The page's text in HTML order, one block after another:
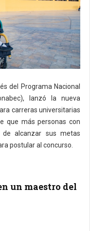
del Programa Nacional
lanzó la nueva
carreras universitarias
que más personas con
de alcanzar sus metas
postular al concurso.
un maestro del